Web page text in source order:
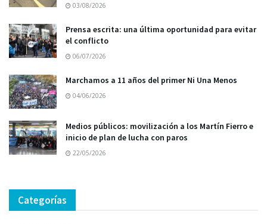
03/08/2026
Prensa escrita: una última oportunidad para evitar
el conflicto
06/07/2026
Marchamos a 11 años del primer Ni Una Menos
04/06/2026
Medios públicos: movilización a los Martín Fierro e
inicio de plan de lucha con paros
22/05/2026
Categorías